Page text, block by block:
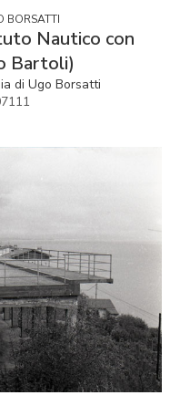
BORSATTI
Nautico con
Bartoli)
di Ugo Borsatti